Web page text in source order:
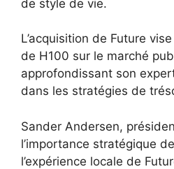
de style de vie.
L’acquisition de Future
de H100 sur le marché
approfondissant son
dans les stratégies de
Sander Andersen,
l’importance stratégique
l’expérience locale de